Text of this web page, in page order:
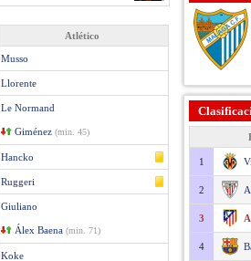
Atlético
Musso
Llorente
Le Normand
Giménez (min. 45)
Hancko
Ruggeri
Giuliano
Álex Baena (min. 71)
Koke
1
2
3
4